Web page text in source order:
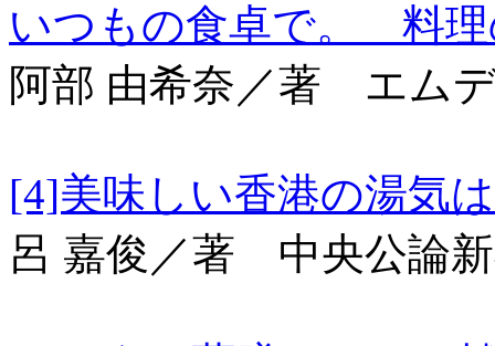
いつもの食卓で。 料
阿部 由希奈／著 エム
[4]美味しい香港の
呂 嘉俊／著 中央公論